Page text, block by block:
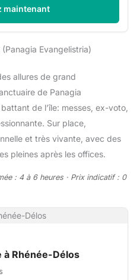
maintenant
Evangelistria)
allures de grand
de Panagia
de l’île: messes, ex-voto,
Sur place,
et très vivante, avec des
pleines après les offices.
: 4 à 6 heures · Prix indicatif : 0
à Rhénée-Délos